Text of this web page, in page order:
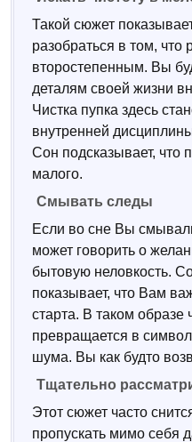
Такой сюжет
разобраться в том, что
второстепенным. Вы
деталям своей жизни
Чистка пупка здесь
внутренней
Сон подсказывает, что
малого.
Смывать следы
Если во сне Вы
может говорить о
бытовую неловкость.
показывает, что Вам
старта. В таком образе
превращается в
шума. Вы как будто
Тщательно
Этот сюжет часто
пропускать мимо себя